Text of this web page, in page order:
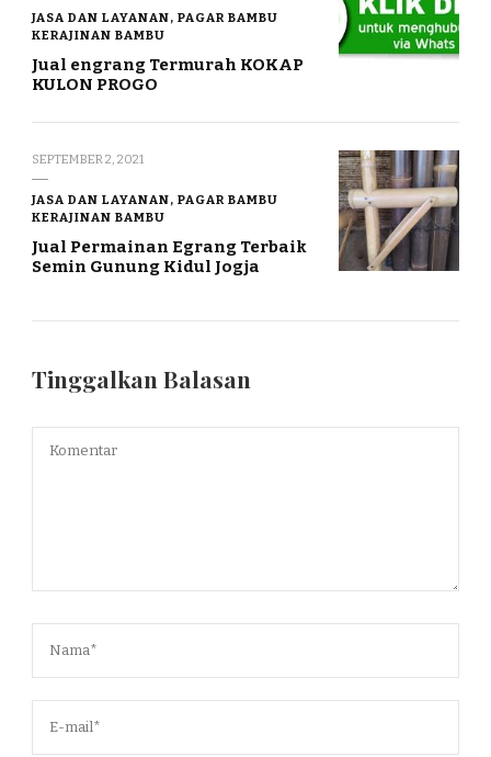
JASA DAN LAYANAN, PAGAR BAMBU
KERAJINAN BAMBU
Jual engrang Termurah KOKAP
KULON PROGO
SEPTEMBER 2, 2021
JASA DAN LAYANAN, PAGAR BAMBU
KERAJINAN BAMBU
Jual Permainan Egrang Terbaik
Semin Gunung Kidul Jogja
Tinggalkan Balasan